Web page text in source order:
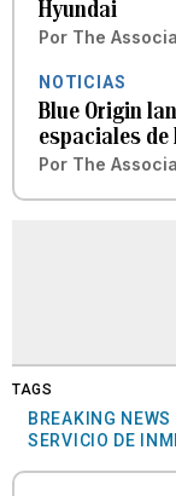
Hyundai
Por The
NOTICIAS
Blue Origin
espaciales de
Por The
TAGS
BREAKING NEWS
SERVICIO DE